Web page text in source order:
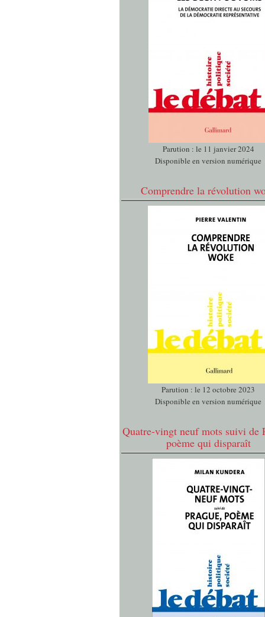
Parution : le 11 janvier 2024
Disponible en version numérique
Comprendre la révolution
Parution : le 12 octobre 2023
Disponible en version numérique
Quatre-vingt neuf mots suivi de
poème qui disparaît